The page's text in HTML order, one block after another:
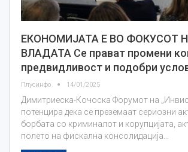
ЕКОНОМИЈАТА Е ВО ФОКУСОТ
ВЛАДАТА Се прават промени
предвидливост и подобри
Плусинфо 14/01/2025
Димитриеска-Кочоска Форумот на
потенцира дека се преземаат сериозни
борбата со криминалот и корупцијата,
полето на фискална консолидација…